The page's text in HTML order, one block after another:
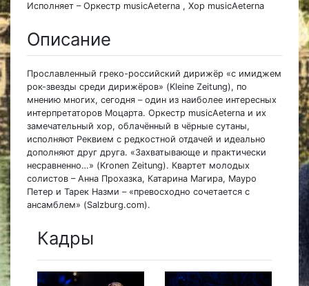
Исполняет – Оркестр musicAeterna , Хор musicAeterna
Описание
Прославленный греко-российский дирижёр «с имиджем
рок-звезды среди дирижёров» (Kleine Zeitung), по
мнению многих, сегодня – один из наиболее интересных
интерпретаторов Моцарта. Оркестр musicAeterna и их
замечательный хор, облачённый в чёрные сутаны,
исполняют Реквием с редкостной отдачей и идеально
дополняют друг друга. «Захватывающе и практически
несравненно…» (Kronen Zeitung). Квартет молодых
солистов – Анна Прохазка, Катарина Магира, Мауро
Петер и Тарек Назми – «превосходно сочетается с
ансамблем» (Salzburg.com).
Кадры